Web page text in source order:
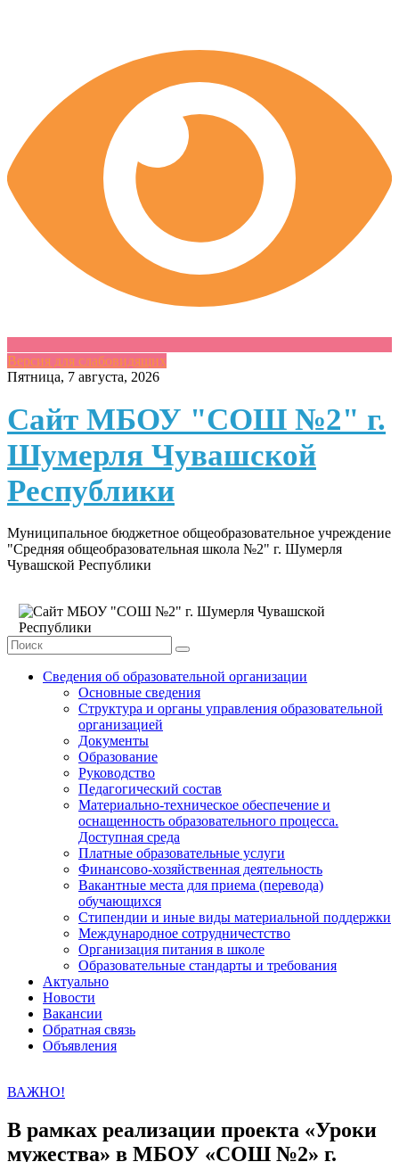
Версия для слабовидящих
Skip
content
Пятница, 7 августа, 2026
Сайт МБОУ "СОШ №2" г.
Шумерля Чувашской
Республики
Муниципальное бюджетное общеобразовательное учреждение
"Средняя общеобразовательная школа №2" г. Шумерля
Чувашской Республики
Сведения об образовательной организации
Основные сведения
Структура и органы управления образовательной
организацией
Документы
Образование
Руководство
Педагогический состав
Материально-техническое обеспечение и
оснащенность образовательного процесса.
Доступная среда
Платные образовательные услуги
Финансово-хозяйственная деятельность
Вакантные места для приема (перевода)
обучающихся
Стипендии и иные виды материальной поддержки
Международное сотрудничестство
Организация питания в школе
Образовательные стандарты и требования
Актуально
Новости
Вакансии
Обратная связь
Объявления
ВАЖНО!
В рамках реализации проекта «Уроки
мужества» в МБОУ «СОШ №2» г.